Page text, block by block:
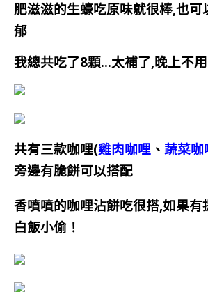
肥滋滋的生蠔吃原味就很棒,也可
郁
我總共吃了8顆…太補了,晚上不
共有三款咖哩(雞肉咖哩 、 蔬菜咖
旁邊有脆餅可以搭配
香噴噴的咖哩沾餅吃很搭,如果有
白飯小偷！